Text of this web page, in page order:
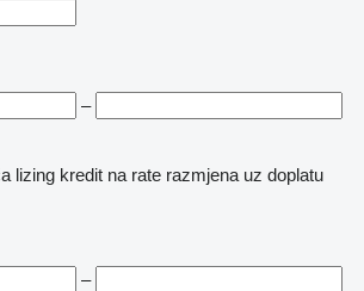
–
lizing kredit na rate razmjena uz doplatu
–